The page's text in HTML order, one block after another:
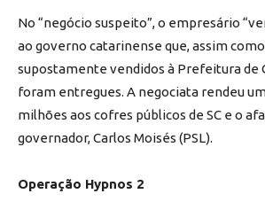
No “negócio suspeito”, o empresário
ao governo catarinense que, assim
supostamente vendidos à Prefeitura de
foram entregues. A negociata rendeu
milhões aos cofres públicos de SC e o
governador, Carlos Moisés (PSL).
Operação Hypnos 2